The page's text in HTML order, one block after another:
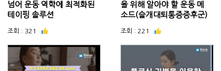
넘어 운동 역학에 최적화된
테이핑 솔루션
조회 : 321
을 위해 알아야 할 운동 메
소드(슬개대퇴통증증후군)
조회 : 221